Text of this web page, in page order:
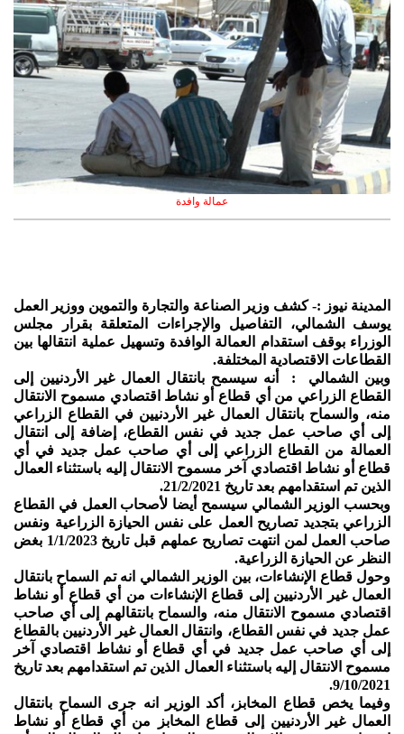
عمالة وافدة
المدينة نيوز :- كشف وزير الصناعة والتجارة والتموين ووزير العمل
يوسف الشمالي، التفاصيل والإجراءات المتعلقة بقرار مجلس
الوزراء بوقف استقدام العمالة الوافدة وتسهيل عملية انتقالها بين
القطاعات الاقتصادية المختلفة.
وبين الشمالي : أنه سيسمح بانتقال العمال غير الأردنيين إلى
القطاع الزراعي من أي قطاع أو نشاط اقتصادي مسموح الانتقال
منه، والسماح بانتقال العمال غير الأردنيين في القطاع الزراعي
إلى أي صاحب عمل جديد في نفس القطاع، إضافة إلى انتقال
العمالة من القطاع الزراعي إلى أي صاحب عمل جديد في أي
قطاع أو نشاط اقتصادي آخر مسموح الانتقال إليه باستثناء العمال
الذين تم استقدامهم بعد تاريخ 21/2/2021.
وبحسب الوزير الشمالي سيسمح أيضا لأصحاب العمل في القطاع
الزراعي بتجديد تصاريح العمل على نفس الحيازة الزراعية ونفس
صاحب العمل لمن انتهت تصاريح عملهم قبل تاريخ 1/1/2023 بغض
النظر عن الحيازة الزراعية.
وحول قطاع الإنشاءات، بين الوزير الشمالي انه تم السماح بانتقال
العمال غير الأردنيين إلى قطاع الإنشاءات من أي قطاع أو نشاط
اقتصادي مسموح الانتقال منه، والسماح بانتقالهم إلى أي صاحب
عمل جديد في نفس القطاع، وانتقال العمال غير الأردنيين بالقطاع
إلى أي صاحب عمل جديد في أي قطاع أو نشاط اقتصادي آخر
مسموح الانتقال إليه باستثناء العمال الذين تم استقدامهم بعد تاريخ
9/10/2021.
وفيما يخص قطاع المخابز، أكد الوزير انه جرى السماح بانتقال
العمال غير الأردنيين إلى قطاع المخابز من أي قطاع أو نشاط